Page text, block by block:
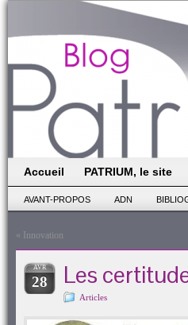
Accueil PATRIUM, le site
AVANT-PROPOS ADN
« Innovation
AVR
28 Les
Articles